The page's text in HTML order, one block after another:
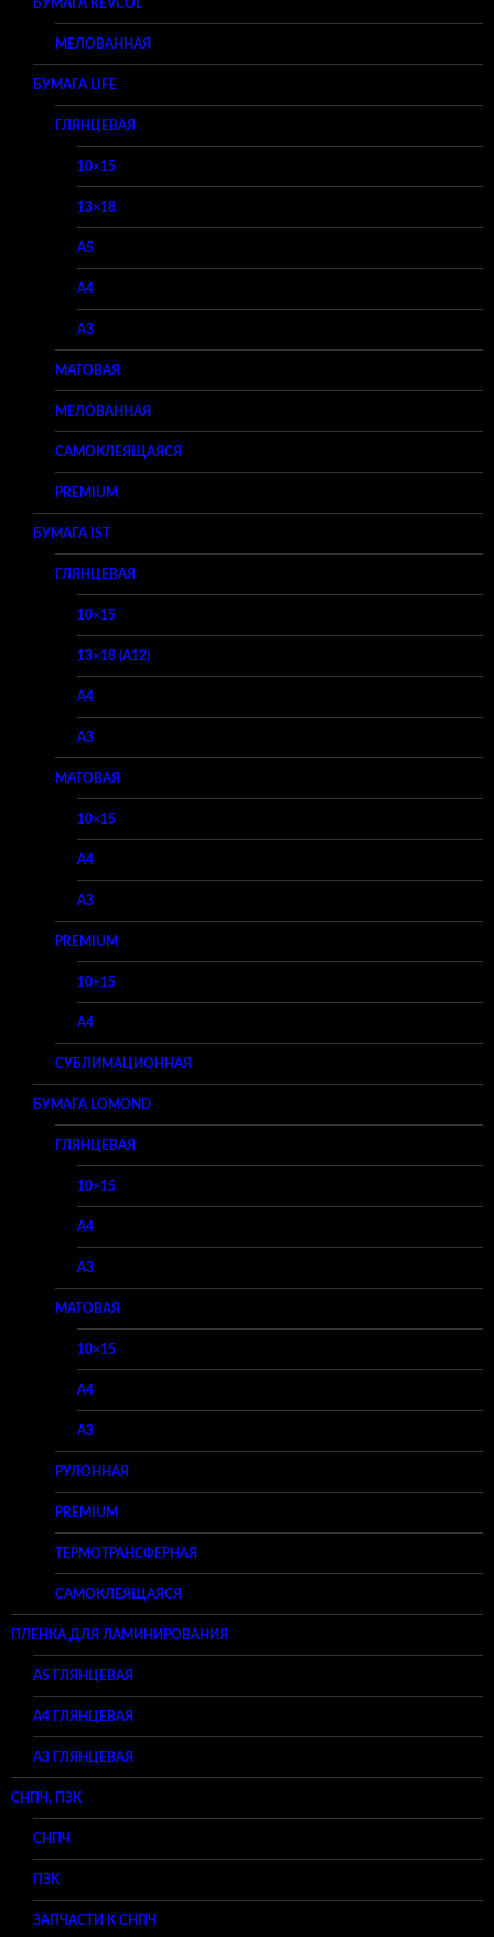
БУМАГА REVCOL
МЕЛОВАННАЯ
БУМАГА LIFE
ГЛЯНЦЕВАЯ
10×15
13×18
A5
A4
A3
МАТОВАЯ
МЕЛОВАННАЯ
САМОКЛЕЯЩАЯСЯ
PREMIUM
БУМАГА IST
ГЛЯНЦЕВАЯ
10×15
13×18 (A12)
A4
A3
МАТОВАЯ
10×15
A4
A3
PREMIUM
10×15
A4
СУБЛИМАЦИОННАЯ
БУМАГА LOMOND
ГЛЯНЦЕВАЯ
10×15
A4
A3
МАТОВАЯ
10×15
A4
A3
РУЛОННАЯ
PREMIUM
ТЕРМОТРАНСФЕРНАЯ
САМОКЛЕЯЩАЯСЯ
ПЛЕНКА ДЛЯ ЛАМИНИРОВАНИЯ
A5 ГЛЯНЦЕВАЯ
А4 ГЛЯНЦЕВАЯ
A3 ГЛЯНЦЕВАЯ
СНПЧ, ПЗК
СНПЧ
ПЗК
ЗАПЧАСТИ К СНПЧ